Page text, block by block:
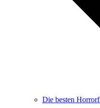
Die besten